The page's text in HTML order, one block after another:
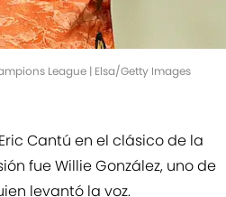
League | Elsa/Getty Images
Cantú en el clásico de la
fue Willie González, uno de
levantó la voz.